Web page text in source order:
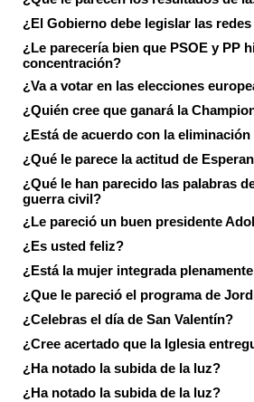
¿El Gobierno debe legislar las
¿Le parecería bien que PSOE y PP
concentración?
¿Va a votar en las elecciones
¿Quién cree que ganará la
¿Está de acuerdo con la
¿Qué le parece la actitud de
¿Qué le han parecido las palabras
guerra civil?
¿Le pareció un buen presidente
¿Es usted feliz?
¿Está la mujer integrada
¿Que le pareció el programa de
¿Celebras el día de San Valentín?
¿Cree acertado que la Iglesia
¿Ha notado la subida de la luz?
¿Ha notado la subida de la luz?